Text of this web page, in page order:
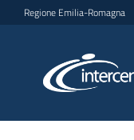
Vai al contenuto
Vai alla navigazione
Vai al footer
Regione Emilia-Romagna